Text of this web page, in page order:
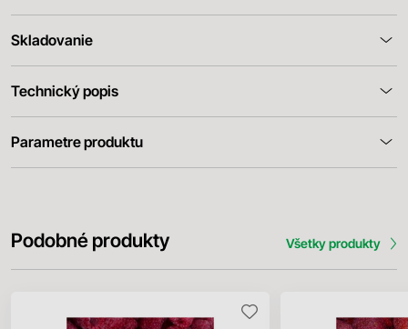
Skladovanie
Technický popis
Parametre produktu
Podobné produkty Všetky produkty